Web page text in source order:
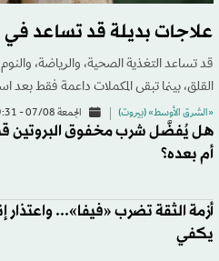
علاجات بديلة قد تساعد
قد تساعد التغذية الصحية، والرياضة،
القلق، بينما تبقى المكملات داعمة فقط
«الشرق الأوسط» (بيروت) الجمعة 07/08 - 09:31
هل يُفضَّل شرب مخفوق البروتين
أم بعده؟
أزمة الثقة تضرب «فيفا»... واعتذار
يكفي